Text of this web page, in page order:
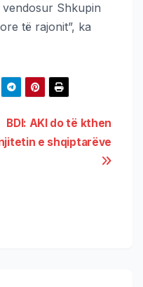
Shkupin
të rajonit”, ka
BDI: AKI do të kthen
e shqiptarëve